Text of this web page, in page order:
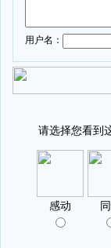
用户名：